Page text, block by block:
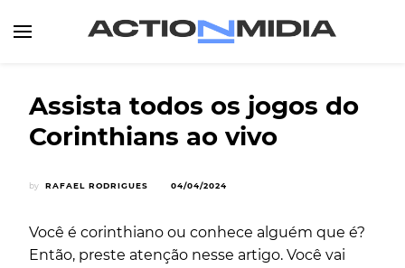
Assista todos os jogos do
Corinthians ao vivo
by RAFAEL RODRIGUES 04/04/2024
Você é corinthiano ou conhece alguém que é?
Então, preste atenção nesse artigo. Você vai